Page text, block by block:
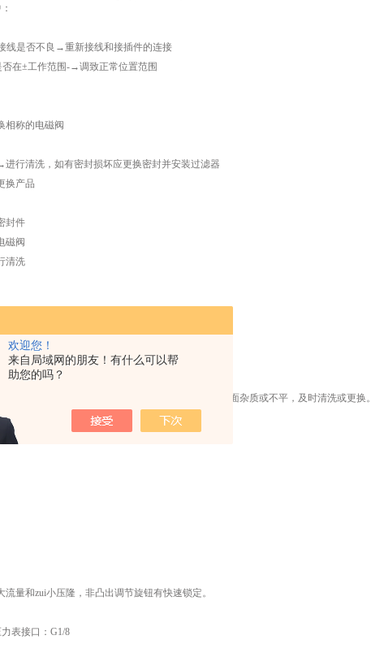
欢迎您！
来自局域网的朋友！有什么可以帮
助您的吗？
线是否不良→重新接线和接插件的连接
在±工作范围-→调致正常位置范围
称的电磁阀
清洗，如有密封损坏应更换密封并安装过滤器
换产品
封件
磁阀
清洗
产品
配不良
或更换密封件
压波动不在允许范围内，调整好电压。铁芯吸合面杂质或不平，及时清洗或更换。
量和zui小压隆，非凸出调节旋钮有快速锁定。
表接口：G1/8